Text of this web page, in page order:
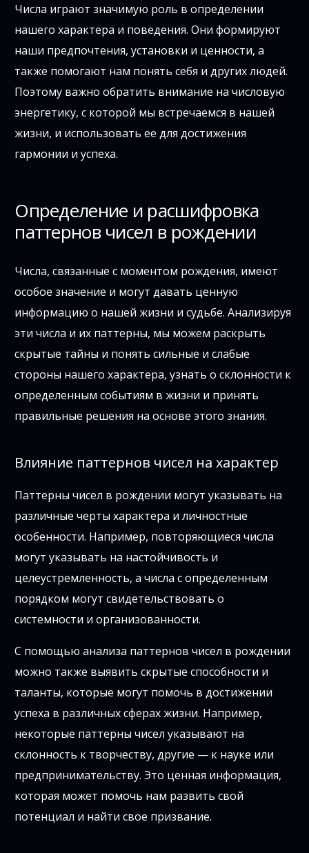
Числа играют значимую роль в определении
нашего характера и поведения. Они формируют
наши предпочтения, установки и ценности, а
также помогают нам понять себя и других людей.
Поэтому важно обратить внимание на числовую
энергетику, с которой мы встречаемся в нашей
жизни, и использовать ее для достижения
гармонии и успеха.
Определение и расшифровка
паттернов чисел в рождении
Числа, связанные с моментом рождения, имеют
особое значение и могут давать ценную
информацию о нашей жизни и судьбе. Анализируя
эти числа и их паттерны, мы можем раскрыть
скрытые тайны и понять сильные и слабые
стороны нашего характера, узнать о склонности к
определенным событиям в жизни и принять
правильные решения на основе этого знания.
Влияние паттернов чисел на характер
Паттерны чисел в рождении могут указывать на
различные черты характера и личностные
особенности. Например, повторяющиеся числа
могут указывать на настойчивость и
целеустремленность, а числа с определенным
порядком могут свидетельствовать о
системности и организованности.
С помощью анализа паттернов чисел в рождении
можно также выявить скрытые способности и
таланты, которые могут помочь в достижении
успеха в различных сферах жизни. Например,
некоторые паттерны чисел указывают на
склонность к творчеству, другие — к науке или
предпринимательству. Это ценная информация,
которая может помочь нам развить свой
потенциал и найти свое призвание.